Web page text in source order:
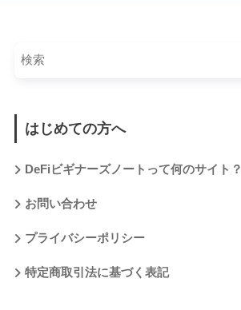
はじめての方へ
DeFiビギナーズノートって何のサイト？
お問い合わせ
プライバシーポリシー
特定商取引法に基づく表記